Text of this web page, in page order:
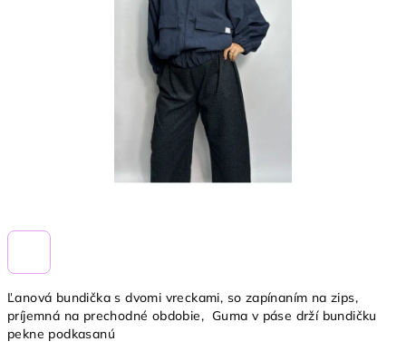
Ľanová bundička s dvomi vreckami, so zapínaním na zips,
príjemná na prechodné obdobie, Guma v páse drží bundičku
pekne podkasanú